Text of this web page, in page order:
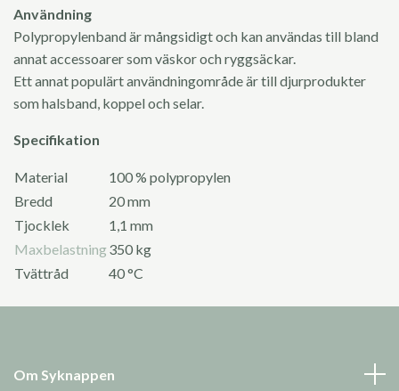
Användning
Polypropylenband är mångsidigt och kan användas till bland
annat accessoarer som väskor och ryggsäckar.
Ett annat populärt användningområde är till djurprodukter
som halsband, koppel och selar.
Specifikation
Material
100 % polypropylen
Bredd
20 mm
Tjocklek
1,1 mm
Maxbelastning350 kg
Tvättråd
40 °C
Om Syknappen